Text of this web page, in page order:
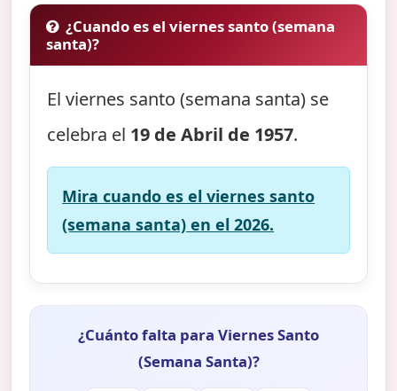
¿Cuando es el viernes santo (semana
santa)?
El viernes santo (semana santa) se
celebra el 19 de Abril de 1957.
Mira cuando es el viernes santo
(semana santa) en el 2026.
¿Cuánto falta para Viernes Santo
(Semana Santa)?